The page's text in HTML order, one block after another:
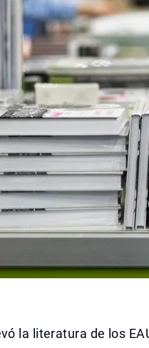
la literatura de los